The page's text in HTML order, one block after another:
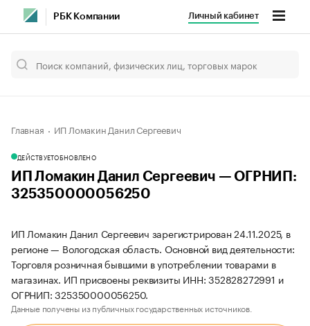
РБК Компании Личный кабинет
Главная ИП Ломакин Данил Сергеевич
ДЕЙСТВУЕТОБНОВЛЕНО
ИП Ломакин Данил Сергеевич — ОГРНИП:
325350000056250
ИП Ломакин Данил Сергеевич зарегистрирован 24.11.2025, в
регионе — Вологодская область. Основной вид деятельности:
Торговля розничная бывшими в употреблении товарами в
магазинах. ИП присвоены реквизиты ИНН: 352828272991 и
ОГРНИП: 325350000056250.
Данные получены из публичных государственных источников.